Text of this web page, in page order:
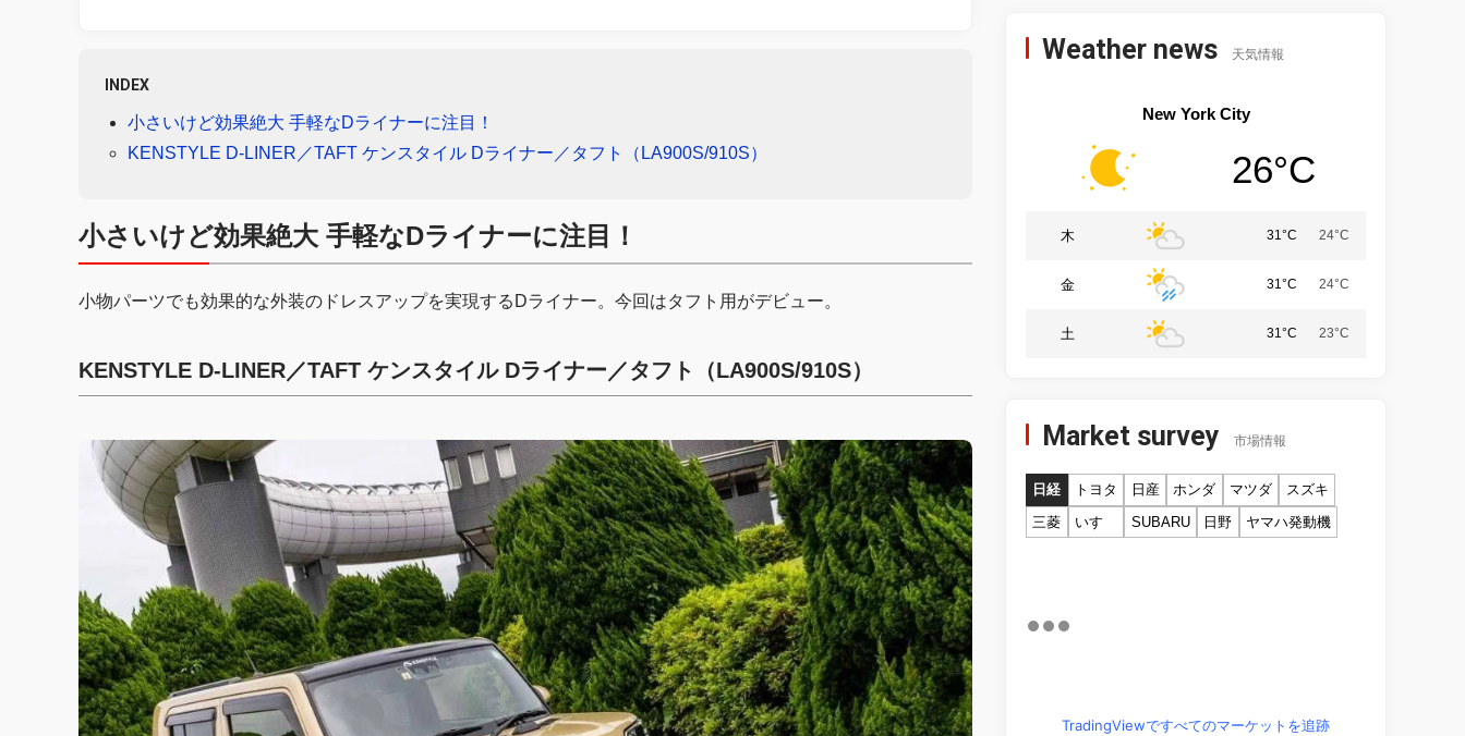
INDEX
小さいけど効果絶大 手軽なDライナーに注目！
KENSTYLE D-LINER／TAFT ケンスタイル Dライナー／タフト（LA900S/910S）
小さいけど効果絶大 手軽なDライナーに注目！
小物パーツでも効果的な外装のドレスアップを実現するDライナー。今回はタフト用がデビュー。
KENSTYLE D-LINER／TAFT ケンスタイル Dライナー／タフト（LA900S/910S）
Weather news 天気情報
New York City
26°C
木 31°C 24°C
金 31°C 24°C
土 31°C 23°C
Market survey 市場情報
日経 トヨタ 日産 ホンダ マツダ
スズキ
三菱
いすゞ SUBARU 日野 ヤマハ発動機
TradingViewですべてのマーケットを追跡